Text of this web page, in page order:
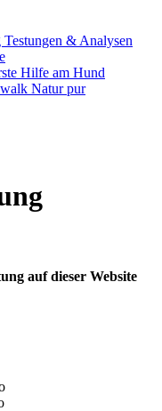
Testungen & Analysen
Hilfe am Hund
Natur pur
auf dieser Website